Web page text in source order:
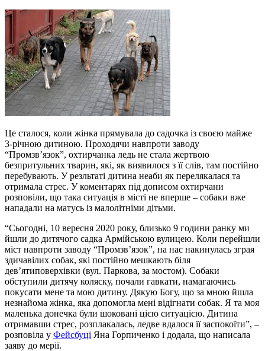
Це сталося, коли жінка прямувала до садочка із своєю майже
3-річною дитиною. Проходячи навпроти заводу
“Промзв’язок”, охтирчанка ледь не стала жертвою
безпритульних тварин, які, як виявилося з її слів, там постійно
перебувають. У резльтаті дитина неаби як перелякалася та
отримала стрес. У коментарях під дописом охтирчани
розповіли, що така ситуація в місті не вперше – собаки вже
нападали на матусь із малолітніми дітьми.
“Сьогодні, 10 вересня 2020 року, близько 9 години ранку ми
йшли до дитячого садка Армійською вулицею. Коли перейшли
міст навпроти заводу “Промзв’язок”, на нас накинулась зграя
здичавілих собак, які постійно мешкають біля
дев’ятиповерхівки (вул. Паркова, за мостом). Собаки
обступили дитячу коляску, почали гавкати, намагаючись
покусати мене та мою дитину. Дякую Богу, що за мною йшла
незнайома жінка, яка допомогла мені відігнати собак. Я та моя
маленька донечка були шоковані цією ситуацією. Дитина
отримавши стрес, розплакалась, ледве вдалося її заспокоїти”, –
розповіла у Фейсбуці Яна Горпиченко і додала, що написала
заяву до мерії.